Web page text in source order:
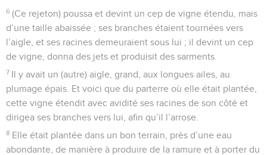
6 (Ce rejeton) poussa et devint un cep de vigne étendu, mais
d’une taille abaissée ; ses branches étaient tournées vers
l’aigle, et ses racines demeuraient sous lui ; il devint un cep
de vigne, donna des jets et produisit des sarments.
7 Il y avait un (autre) aigle, grand, aux longues ailes, au
plumage épais. Et voici que du parterre où elle était plantée,
cette vigne étendit avec avidité ses racines de son côté et
dirigea ses branches vers lui, afin qu’il l’arrose.
8 Elle était plantée dans un bon terrain, près d’une eau
abondante, de manière à produire de la ramure et à porter du